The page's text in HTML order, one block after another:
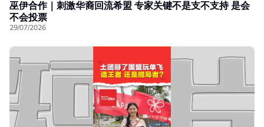
巫伊合作｜刺激华裔回流希盟 专家关键不是支不支持 是会
不会投票
29/07/2026